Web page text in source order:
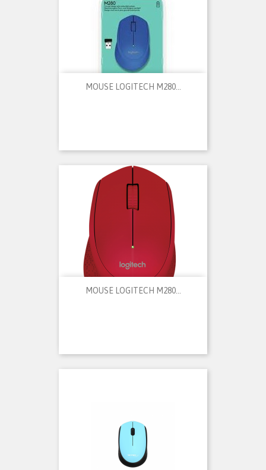
MOUSE LOGITECH M280...
MOUSE LOGITECH M280...